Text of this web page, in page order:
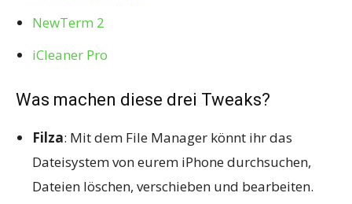
NewTerm 2
iCleaner Pro
Was machen diese drei Tweaks?
Filza: Mit dem File Manager könnt ihr das
Dateisystem von eurem iPhone durchsuchen,
Dateien löschen, verschieben und bearbeiten.